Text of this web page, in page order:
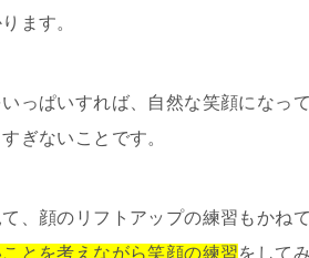
ます。
っぱいすれば、自然な笑顔になって
ぎないことです。
、顔のリフトアップの練習もかねて
とを考えながら笑顔の練習をして